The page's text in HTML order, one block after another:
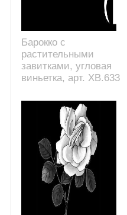
Барокко с
растительными
завитками, угловая
виньетка, арт. XB.633